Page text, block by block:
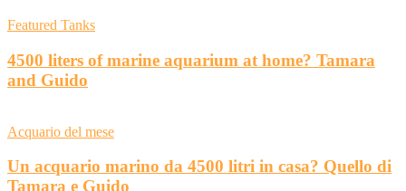
Featured Tanks
4500 liters of marine aquarium at home? Tamara
and Guido
Acquario del mese
Un acquario marino da 4500 litri in casa? Quello di
Tamara e Guido